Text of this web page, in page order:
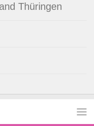
Thüringen